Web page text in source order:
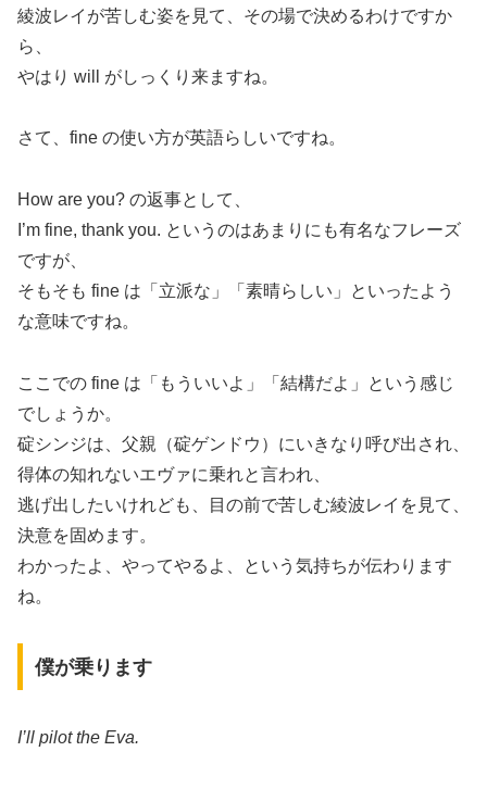
綾波レイが苦しむ姿を見て、その場で決めるわけですか
ら、
やはり will がしっくり来ますね。
さて、fine の使い方が英語らしいですね。
How are you? の返事として、
I’m fine, thank you. というのはあまりにも有名なフレーズ
ですが、
そもそも fine は「立派な」「素晴らしい」といったよう
な意味ですね。
ここでの fine は「もういいよ」「結構だよ」という感じ
でしょうか。
碇シンジは、父親（碇ゲンドウ）にいきなり呼び出され、
得体の知れないエヴァに乗れと言われ、
逃げ出したいけれども、目の前で苦しむ綾波レイを見て、
決意を固めます。
わかったよ、やってやるよ、という気持ちが伝わります
ね。
僕が乗ります
I’ll pilot the Eva.